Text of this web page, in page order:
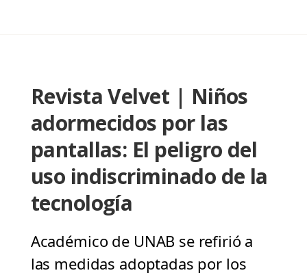
Revista Velvet | Niños
adormecidos por las
pantallas: El peligro del
uso indiscriminado de la
tecnología
Académico de UNAB se refirió a
las medidas adoptadas por los